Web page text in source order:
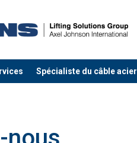
Spécialiste du câble acier